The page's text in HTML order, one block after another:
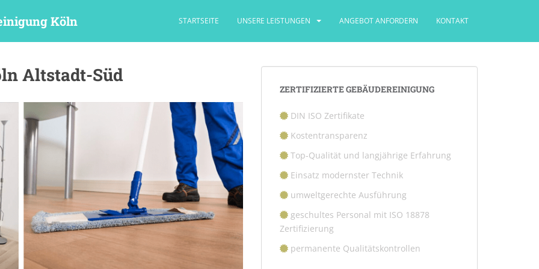
Köln STARTSEITE UNSERE LEISTUNGEN ANGEBOT ANFORDERN KONTAKT
Altstadt-Süd
ZERTIFIZIERTE GEBÄUDEREINIGUNG
DIN ISO Zertifikate
Kostentransparenz
Top-Qualität und langjährige Erfahrung
Einsatz modernster Technik
umweltgerechte Ausführung
geschultes Personal mit ISO 18878
Zertifizierung
permanente Qualitätskontrollen